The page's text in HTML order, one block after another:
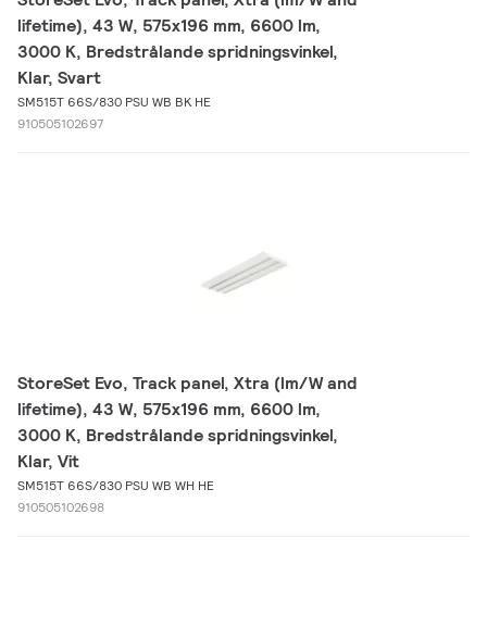
lifetime), 43 W, 575x196 mm, 6600 lm,
3000 K, Bredstrålande spridningsvinkel,
Klar, Svart
SM515T 66S/830 PSU WB BK HE
910505102697
StoreSet Evo, Track panel, Xtra (lm/W and
lifetime), 43 W, 575x196 mm, 6600 lm,
3000 K, Bredstrålande spridningsvinkel,
Klar, Vit
SM515T 66S/830 PSU WB WH HE
910505102698